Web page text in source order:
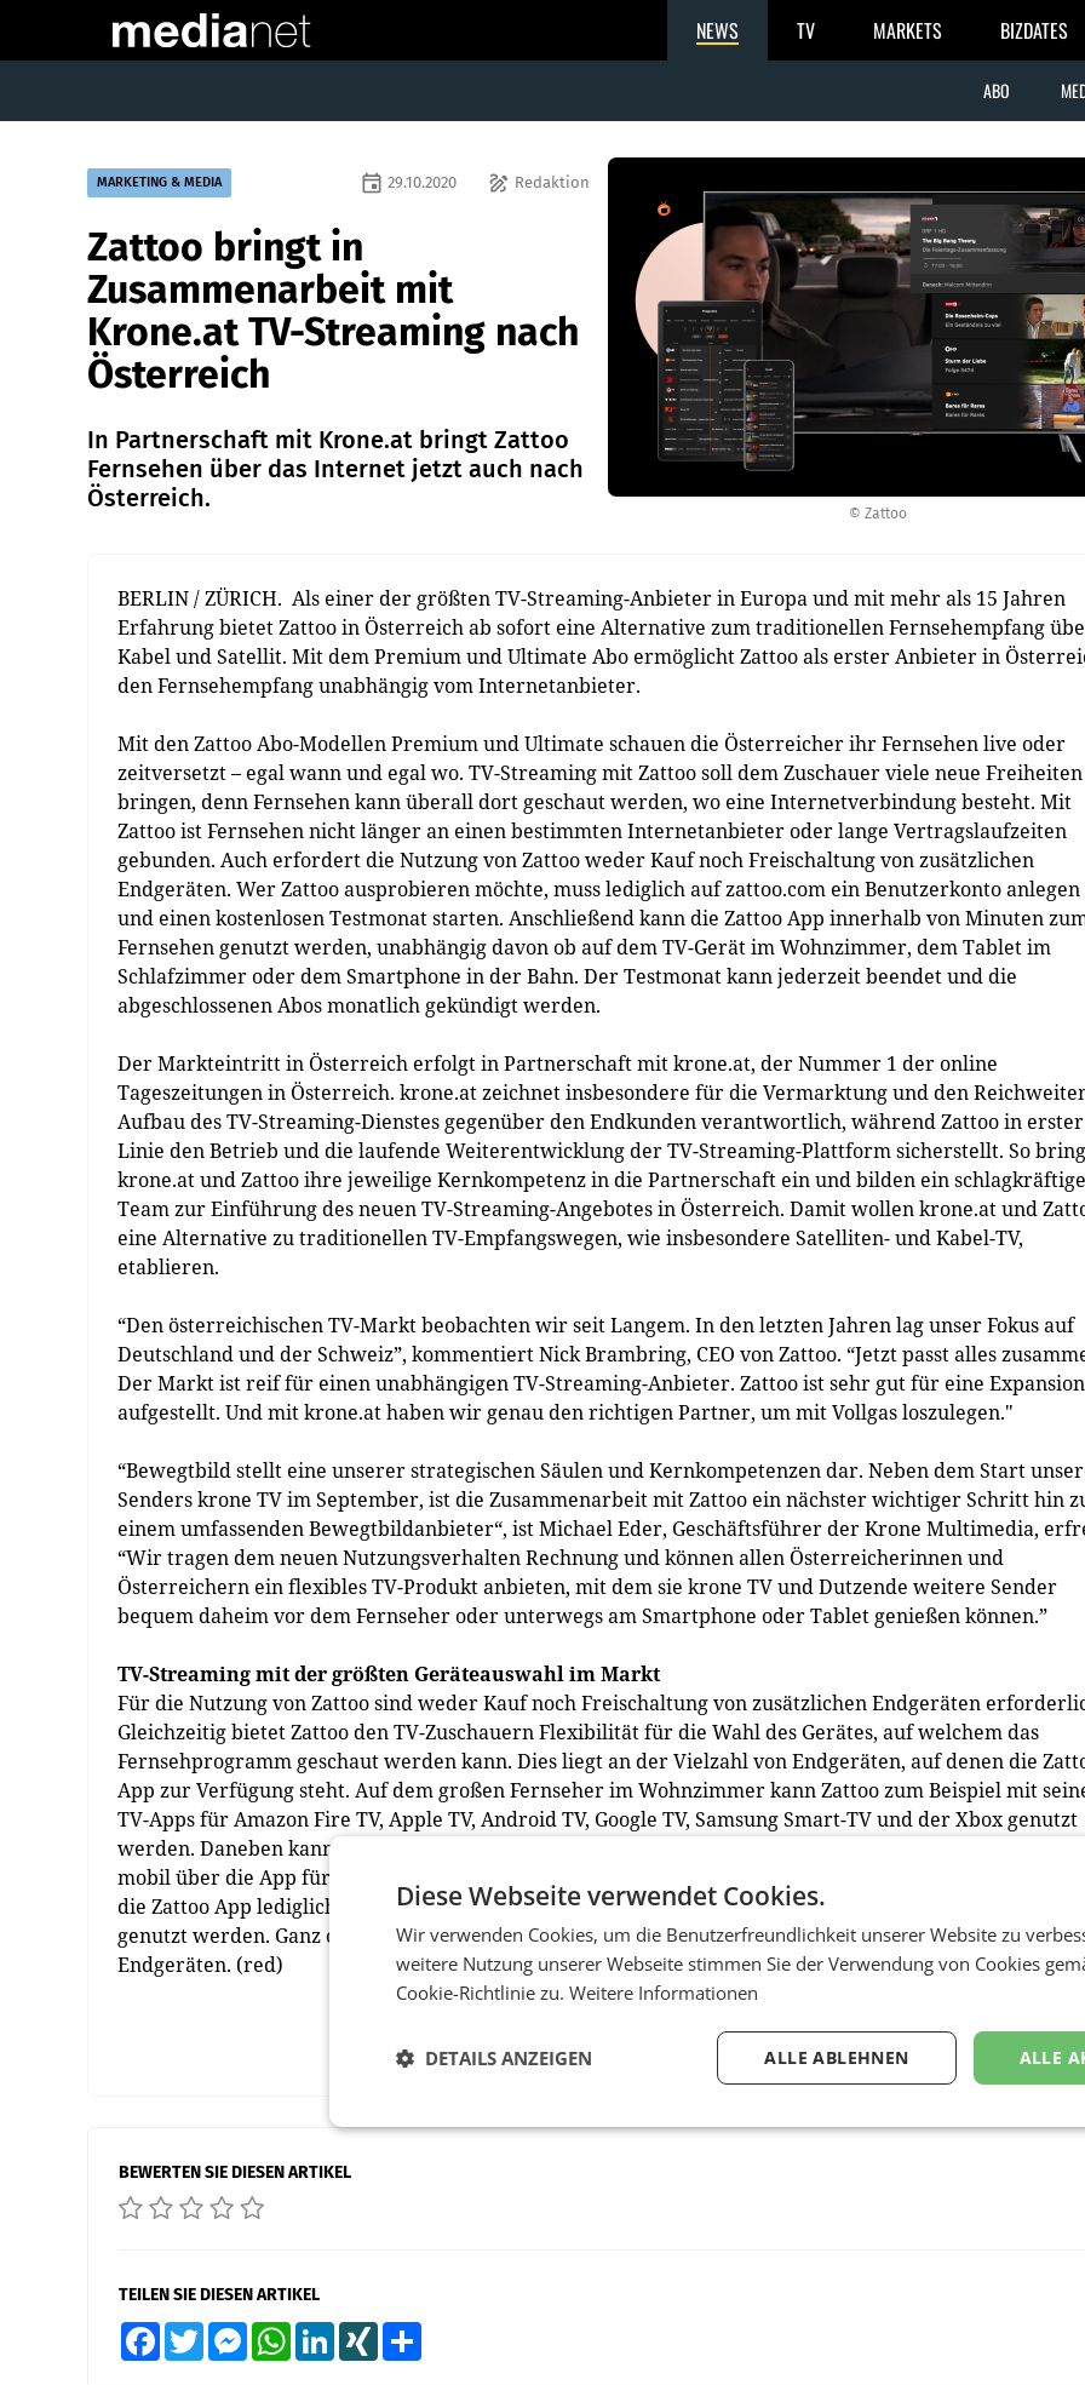
NEWS TV MARKETS BIZDATES
ABO
© Zattoo
MARKETING & MEDIA draw Redaktion
event 29.10.2020
Zattoo bringt in
Zusammenarbeit mit
Krone.at TV-Streaming nach
Österreich
In Partnerschaft mit Krone.at bringt Zattoo
Fernsehen über das Internet jetzt auch nach
Österreich.
BERLIN / ZÜRICH. Als einer der größten TV-Streaming-Anbieter in Europa und mit mehr als 15 Jahren
Erfahrung bietet Zattoo in Österreich ab sofort eine Alternative zum traditionellen Fernsehempfang
Kabel und Satellit. Mit dem Premium und Ultimate Abo ermöglicht Zattoo als erster Anbieter in
den Fernsehempfang unabhängig vom Internetanbieter.
Mit den Zattoo Abo-Modellen Premium und Ultimate schauen die Österreicher ihr Fernsehen live oder
zeitversetzt – egal wann und egal wo. TV-Streaming mit Zattoo soll dem Zuschauer viele neue Freiheiten
bringen, denn Fernsehen kann überall dort geschaut werden, wo eine Internetverbindung besteht. Mit
Zattoo ist Fernsehen nicht länger an einen bestimmten Internetanbieter oder lange Vertragslaufzeiten
gebunden. Auch erfordert die Nutzung von Zattoo weder Kauf noch Freischaltung von zusätzlichen
Endgeräten. Wer Zattoo ausprobieren möchte, muss lediglich auf ​zattoo.com ein Benutzerkonto anlegen
und einen kostenlosen Testmonat starten. Anschließend kann die Zattoo App innerhalb von Minuten
Fernsehen genutzt werden, unabhängig davon ob auf dem TV-Gerät im Wohnzimmer, dem Tablet im
Schlafzimmer oder dem Smartphone in der Bahn. Der Testmonat kann jederzeit beendet und die
abgeschlossenen Abos monatlich gekündigt werden.
Der Markteintritt in Österreich erfolgt in Partnerschaft mit krone.at, der Nummer 1 der online
Tageszeitungen in Österreich. krone.at zeichnet insbesondere für die Vermarktung und den
Aufbau des TV-Streaming-Dienstes gegenüber den Endkunden verantwortlich, während Zattoo in erster
Linie den Betrieb und die laufende Weiterentwicklung der TV-Streaming-Plattform sicherstellt. So
krone.at und Zattoo ihre jeweilige Kernkompetenz in die Partnerschaft ein und bilden ein
Team zur Einführung des neuen TV-Streaming-Angebotes in Österreich. Damit wollen krone.at und
eine Alternative zu traditionellen TV-Empfangswegen, wie insbesondere Satelliten- und Kabel-TV,
etablieren.
“Den österreichischen TV-Markt beobachten wir seit Langem. In den letzten Jahren lag unser Fokus auf
Deutschland und der Schweiz”, kommentiert Nick Brambring, CEO von Zattoo. “Jetzt passt alles
Der Markt ist reif für einen unabhängigen TV-Streaming-Anbieter. Zattoo ist sehr gut für eine Expansion
aufgestellt. Und mit krone.at haben wir genau den richtigen Partner, um mit Vollgas loszulegen."
“Bewegtbild stellt eine unserer strategischen Säulen und Kernkompetenzen dar. Neben dem Start
Senders krone TV im September, ist die Zusammenarbeit mit Zattoo ein nächster wichtiger Schritt hin
einem umfassenden Bewegtbildanbieter“, ist Michael Eder, Geschäftsführer der Krone Multimedia,
“Wir tragen dem neuen Nutzungsverhalten Rechnung und können allen Österreicherinnen und
Österreichern ein flexibles TV-Produkt anbieten, mit dem sie krone TV und Dutzende weitere Sender
bequem daheim vor dem Fernseher oder unterwegs am Smartphone oder Tablet genießen können.”
TV-Streaming mit der größten Geräteauswahl im Markt
Für die Nutzung von Zattoo sind weder Kauf noch Freischaltung von zusätzlichen Endgeräten
Gleichzeitig bietet Zattoo den TV-Zuschauern Flexibilität für die Wahl des Gerätes, auf welchem das
Fernsehprogramm geschaut werden kann. Dies liegt an der Vielzahl von Endgeräten, auf denen die
App zur Verfügung steht. Auf dem großen Fernseher im Wohnzimmer kann Zattoo zum Beispiel mit
TV-Apps für Amazon Fire TV, Apple TV, Android TV, Google TV, Samsung Smart-TV und der Xbox genutzt
werden. Daneben kann Fernsehen mit Zattoo auch auf dem Laptop oder PC über den Webbrowser sowie
mobil über die App für alle gängigen Smartphones und Tablets gestreamt werden. Für die Nutzung muss
die Zattoo App lediglich aus dem jeweiligen App Store heruntergeladen werden und kann dann sofort
genutzt werden. Ganz ohne Satellit, TV-Module, Decoder-Karten, Kabel, Boxen oder Freischaltung von
Endgeräten. (red)
BEWERTEN SIE DIESEN ARTIKEL
TEILEN SIE DIESEN ARTIKEL
FacebookTwitter MessengerWhatsAppLinkedInXING
Diese Webseite verwendet Cookies.
Wir verwenden Cookies, um die Benutzerfreundlichkeit unserer Website zu
weitere Nutzung unserer Webseite stimmen Sie der Verwendung von Cookies
Cookie-Richtlinie zu. Weitere Informationen
ALLE
ALLE ABLEHNEN
DETAILS ANZEIGEN